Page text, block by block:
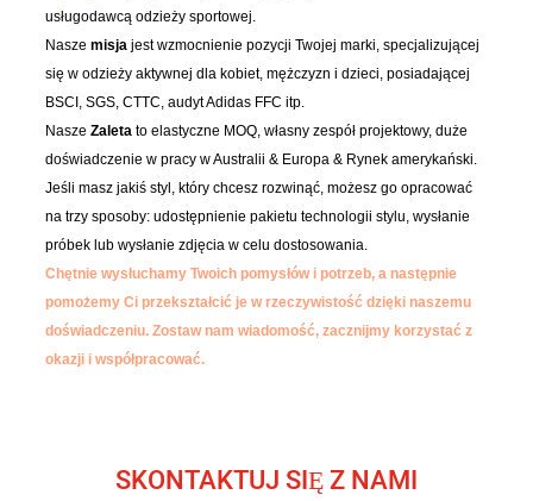
usługodawcą odzieży sportowej.
Naszemisjajest wzmocnienie pozycji Twojej marki, specjalizującej
się w odzieży aktywnej dla kobiet, mężczyzn i dzieci, posiadającej
BSCI, SGS, CTTC, audyt Adidas FFC itp.
NaszeZaletato elastyczne MOQ, własny zespół projektowy, duże
doświadczenie w pracy w Australii & Europa & Rynek amerykański.
Jeśli masz jakiś styl, który chcesz rozwinąć, możesz go opracować
na trzy sposoby: udostępnienie pakietu technologii stylu, wysłanie
próbek lub wysłanie zdjęcia w celu dostosowania.
Chętnie wysłuchamy Twoich pomysłów i potrzeb, a następnie
pomożemy Ci przekształcić je w rzeczywistość dzięki naszemu
doświadczeniu.Zostaw nam wiadomość, zacznijmy korzystać z
okazji i współpracować.
SKONTAKTUJ SIĘ Z NAMI